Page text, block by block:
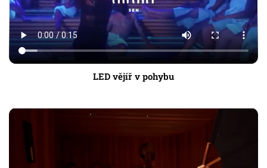
LED vějíř v pohybu